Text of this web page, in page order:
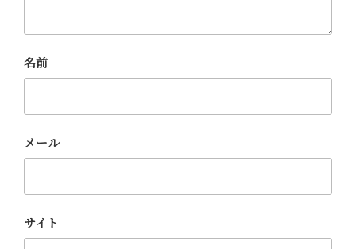
名前
メール
サイト